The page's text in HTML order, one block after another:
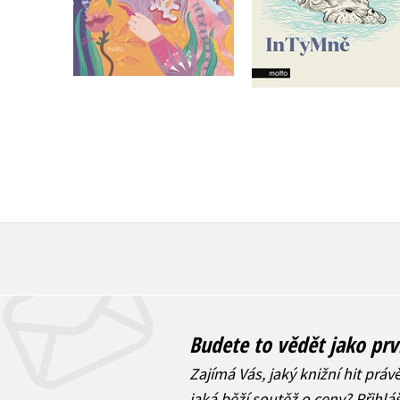
469 Kč
375 Kč
Do košíku
349 Kč
279 Kč
Budete to vědět jako
Zajímá Vás, jaký knižní hit